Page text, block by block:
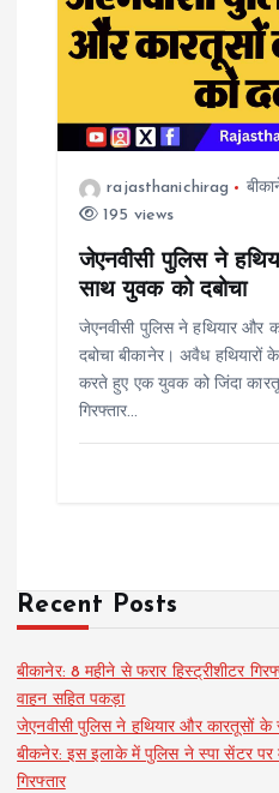
rajasthanichirag
195 views
जेएनवीसी पुलिस ने
साथ युवक को दबोचा
जेएनवीसी पुलिस ने हथियार और
दबोचा बीकानेर। अवैध हथियारों
करते हुए एक युवक को जिंदा
गिरफ्तार…
Recent Posts
बीकानेर: 8 महीने से फरार हिस्ट्रीशीटर
वाहन सहित पकड़ा
जेएनवीसी पुलिस ने हथियार और कारतूसों के
बीकनेर: इस इलाके में पुलिस ने स्पा सेंटर पर
गिरफ्तार